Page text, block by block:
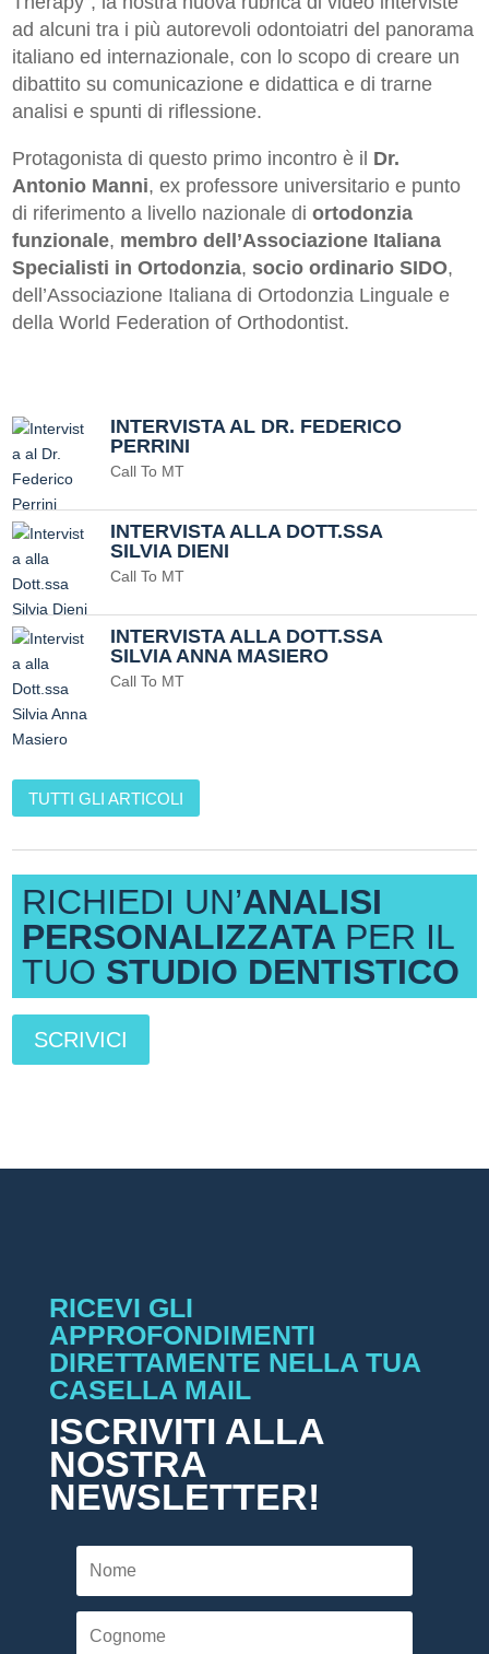
ad alcuni tra i più autorevoli odontoiatri del panorama
italiano ed internazionale, con lo scopo di creare un
dibattito su comunicazione e didattica e di trarne
analisi e spunti di riflessione.
Protagonista di questo primo incontro è il Dr.
Antonio Manni, ex professore universitario e punto
di riferimento a livello nazionale diortodonzia
funzionale, membro dell’Associazione Italiana
Specialisti in Ortodonzia, socio ordinario SIDO,
dell’Associazione Italiana di Ortodonzia Linguale e
della World Federation of Orthodontist.
INTERVISTA AL DR. FEDERICO
PERRINI
Call To MT
INTERVISTA ALLA DOTT.SSA
SILVIA DIENI
Call To MT
INTERVISTA ALLA DOTT.SSA
SILVIA ANNA MASIERO
Call To MT
TUTTI GLI ARTICOLI
RICHIEDI UN’ANALISI
PERSONALIZZATA PER IL
TUO STUDIO DENTISTICO
SCRIVICI
RICEVI GLI
APPROFONDIMENTI
DIRETTAMENTE NELLA TUA
CASELLA MAIL
ISCRIVITI ALLA
NOSTRA
NEWSLETTER!